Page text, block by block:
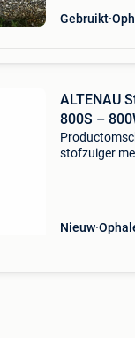
Gebruikt
ALTENAU
800S –
stofzuiger
Nieuw